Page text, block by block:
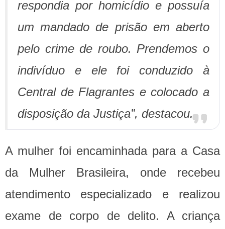
respondia por homicídio e possuía
um mandado de prisão em aberto
pelo crime de roubo. Prendemos o
indivíduo e ele foi conduzido à
Central de Flagrantes e colocado a
disposição da Justiça”, destacou.
A mulher foi encaminhada para a Casa
da Mulher Brasileira, onde recebeu
atendimento especializado e realizou
exame de corpo de delito. A criança